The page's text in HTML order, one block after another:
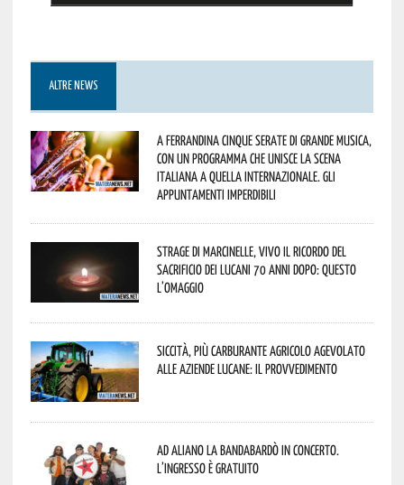
ALTRE NEWS
A Ferrandina cinque serate di grande musica,
con un programma che unisce la scena
italiana a quella internazionale. Gli
appuntamenti imperdibili
Strage di Marcinelle, vivo il ricordo del
sacrificio dei lucani 70 anni dopo: questo
l’omaggio
Siccità, più carburante agricolo agevolato
alle aziende lucane: il provvedimento
Ad Aliano la Bandabardò in concerto.
L’ingresso è gratuito